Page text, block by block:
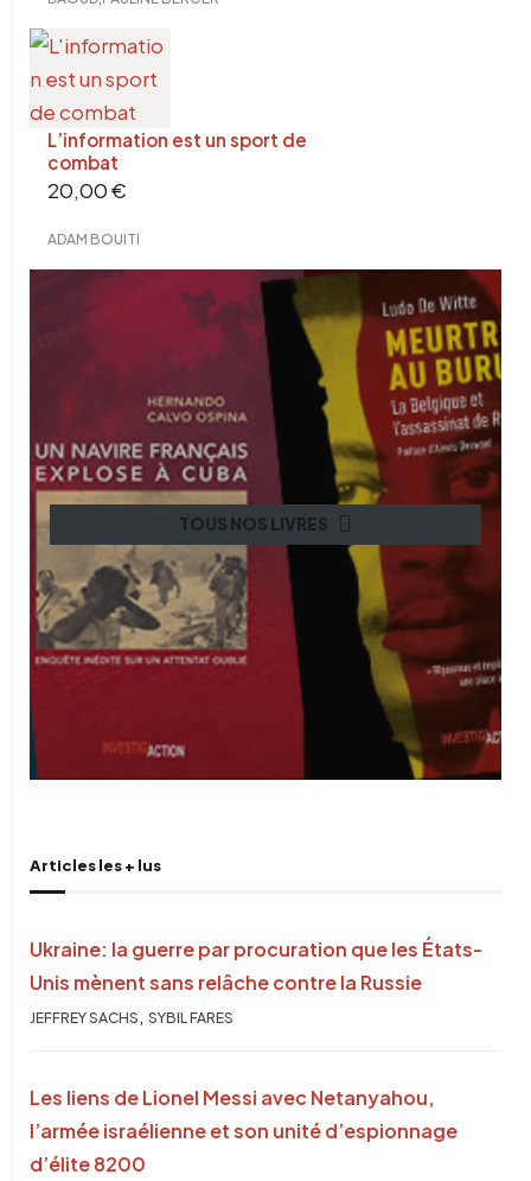
L’information est un sport de
combat
20,00€
ADAM BOUITI
TOUS NOS LIVRES
Articles les + lus
Ukraine: la guerre par procuration que les États-
Unis mènent sans relâche contre la Russie
JEFFREY SACHS , SYBIL FARES
Les liens de Lionel Messi avec Netanyahou,
l’armée israélienne et son unité d’espionnage
d’élite 8200